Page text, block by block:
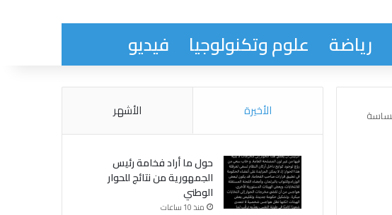
رياضة علوم وتكنولوجيا فيديو
الأخيرة الأشهر
حول ما أراد فخامة رئيس
الجمهورية من نتائج للحوار
الوطني
منذ 10 ساعات